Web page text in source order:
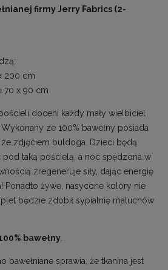
firmy Jerry Fabrics (2-
200 cm
70 x 90 cm
doceni każdy mały wielbiciel
ze 100% bawełny posiada
zdjęciem buldoga. Dzieci będą
taką pościelą, a noc spędzona w
zregeneruje siły, dając energię
Ponadto żywe, nasycone kolory nie
będzie zdobił sypialnię maluchów
bawełny
bawełniane sprawia, że tkanina jest